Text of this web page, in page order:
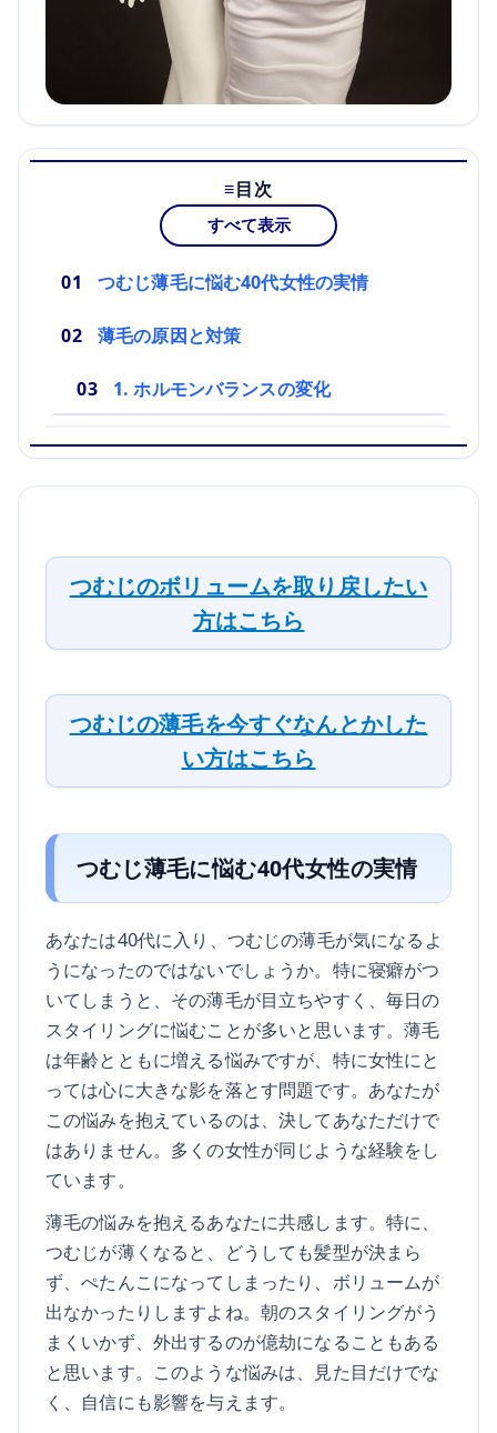
目次
すべて表示
つむじ薄毛に悩む40代女性の実情
薄毛の原因と対策
1. ホルモンバランスの変化
つむじのボリュームを取り戻したい
方はこちら
つむじの薄毛を今すぐなんとかした
い方はこちら
つむじ薄毛に悩む40代女性の実情
あなたは40代に入り、つむじの薄毛が気になるよ
うになったのではないでしょうか。特に寝癖がつ
いてしまうと、その薄毛が目立ちやすく、毎日の
スタイリングに悩むことが多いと思います。薄毛
は年齢とともに増える悩みですが、特に女性にと
っては心に大きな影を落とす問題です。あなたが
この悩みを抱えているのは、決してあなただけで
はありません。多くの女性が同じような経験をし
ています。
薄毛の悩みを抱えるあなたに共感します。特に、
つむじが薄くなると、どうしても髪型が決まら
ず、ぺたんこになってしまったり、ボリュームが
出なかったりしますよね。朝のスタイリングがう
まくいかず、外出するのが億劫になることもある
と思います。このような悩みは、見た目だけでな
く、自信にも影響を与えます。